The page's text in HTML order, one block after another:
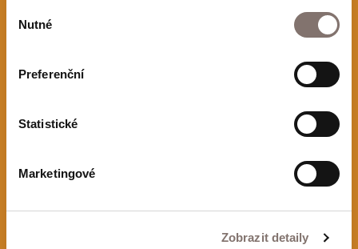
souhlasu
Nutné
Preferenční
Statistické
Marketingové
Zobrazit detaily
Zajímají vás novinky a akce?
Přihlaste se k odběru
E-mail